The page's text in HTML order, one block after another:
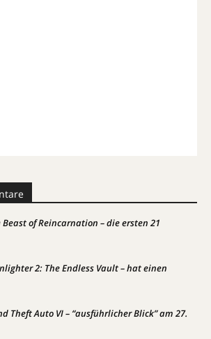
Beast of Reincarnation – die ersten 21
2: The Endless Vault – hat einen
Theft Auto VI – “ausführlicher Blick” am 27.